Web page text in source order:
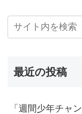
最近の投稿
「週間少年チャン